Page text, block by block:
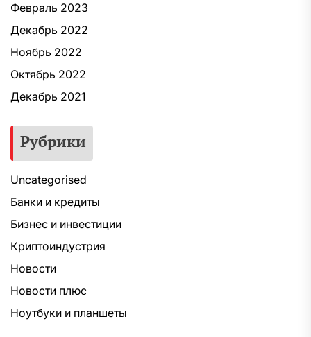
Февраль 2023
Декабрь 2022
Ноябрь 2022
Октябрь 2022
Декабрь 2021
Рубрики
Uncategorised
Банки и кредиты
Бизнес и инвестиции
Криптоиндустрия
Новости
Новости плюс
Ноутбуки и планшеты